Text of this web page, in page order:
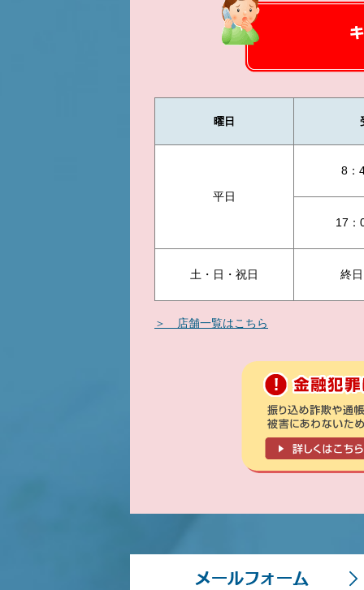
曜日
平日
8：
17：
土・日・祝日 終
＞ 店舗一覧はこちら